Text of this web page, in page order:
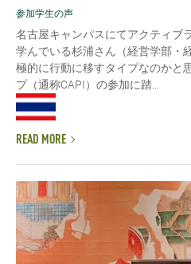
参加学生の声
名古屋キャンパスにてアクティブ
学んでいる杉浦さん（経営学部・
極的に行動に移すタイプなのかと
プ（通称CAPI）の参加に踏...
READ MORE